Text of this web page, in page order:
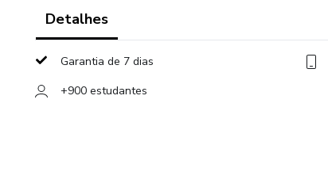
Detalhes
Garantia de 7 dias
+900 estudantes